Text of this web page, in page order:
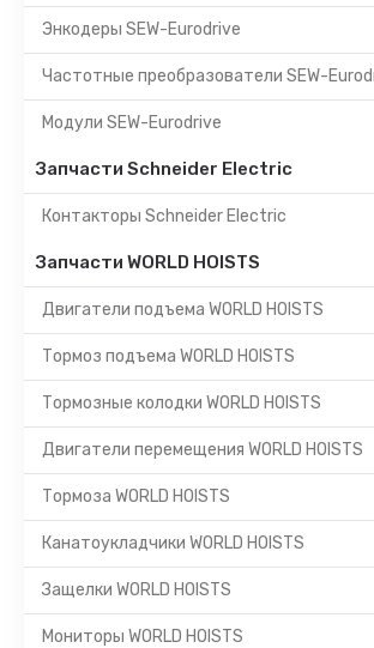
Энкодеры SEW-Eurodrive
Частотные преобразователи SEW-
Модули SEW-Eurodrive
Запчасти Schneider Electric
Контакторы Schneider Electric
Запчасти WORLD HOISTS
Двигатели подъема WORLD HOISTS
Тормоз подъема WORLD HOISTS
Тормозные колодки WORLD HOISTS
Двигатели перемещения WORLD HOISTS
Тормоза WORLD HOISTS
Канатоукладчики WORLD HOISTS
Защелки WORLD HOISTS
Мониторы WORLD HOISTS